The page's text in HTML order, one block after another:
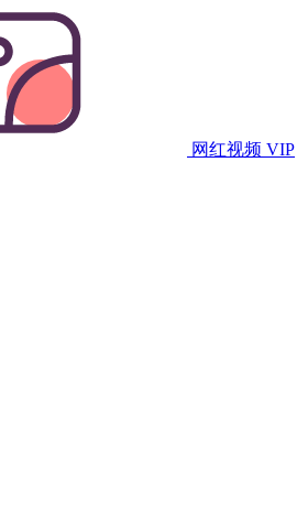
网红视频 VIP